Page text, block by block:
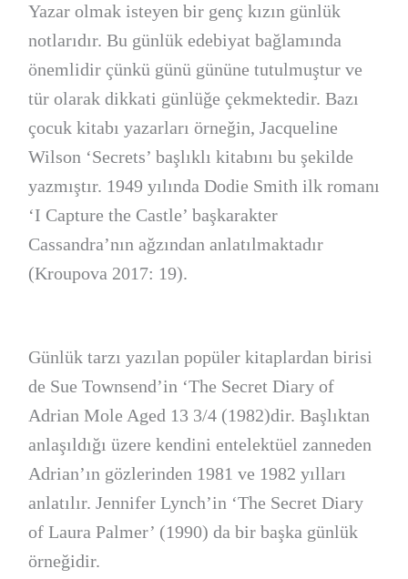
Yazar olmak isteyen bir genç kızın günlük
notlarıdır. Bu günlük edebiyat bağlamında
önemlidir çünkü günü gününe tutulmuştur ve
tür olarak dikkati günlüğe çekmektedir. Bazı
çocuk kitabı yazarları örneğin, Jacqueline
Wilson ‘Secrets’ başlıklı kitabını bu şekilde
yazmıştır. 1949 yılında Dodie Smith ilk romanı
‘I Capture the Castle’ başkarakter
Cassandra’nın ağzından anlatılmaktadır
(Kroupova 2017: 19).
Günlük tarzı yazılan popüler kitaplardan birisi
de Sue Townsend’in ‘The Secret Diary of
Adrian Mole Aged 13 3/4 (1982)dir. Başlıktan
anlaşıldığı üzere kendini entelektüel zanneden
Adrian’ın gözlerinden 1981 ve 1982 yılları
anlatılır. Jennifer Lynch’in ‘The Secret Diary
of Laura Palmer’ (1990) da bir başka günlük
örneğidir.